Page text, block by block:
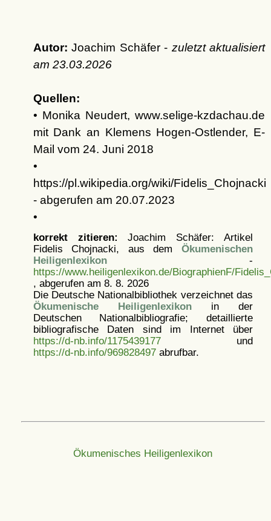
Autor: Joachim Schäfer - zuletzt aktualisiert
am 23.03.2026
Quellen:
• Monika Neudert, www.selige-kzdachau.de
mit Dank an Klemens Hogen-Ostlender, E-
Mail vom 24. Juni 2018
•
https://pl.wikipedia.org/wiki/Fidelis_Chojnacki
- abgerufen am 20.07.2023
•
korrekt zitieren: Joachim Schäfer: Artikel
Fidelis Chojnacki, aus dem Ökumenischen
Heiligenlexikon-
https://www.heiligenlexikon.de/BiographienF/
, abgerufen am 8. 8. 2026
Die Deutsche Nationalbibliothek verzeichnet das
Ökumenische Heiligenlexikonin der
Deutschen Nationalbibliografie; detaillierte
bibliografische Daten sind im Internet über
https://d-nb.info/1175439177und
https://d-nb.info/969828497abrufbar.
Ökumenisches Heiligenlexikon